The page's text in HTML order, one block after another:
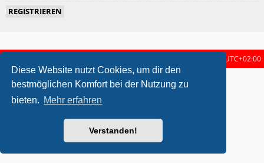
Diese Website nutzt Cookies, um dir den
bestmöglichen Komfort bei der Nutzung zu
bieten. Mehr erfahren
Verstanden!
REGISTRIEREN
UTC+02:00
metrolike style by Eric Seguin Updated for phpBB3.2 by
Powered byphpBB ® Forum Software © phpBB Limited
Deutsche Übersetzung durch